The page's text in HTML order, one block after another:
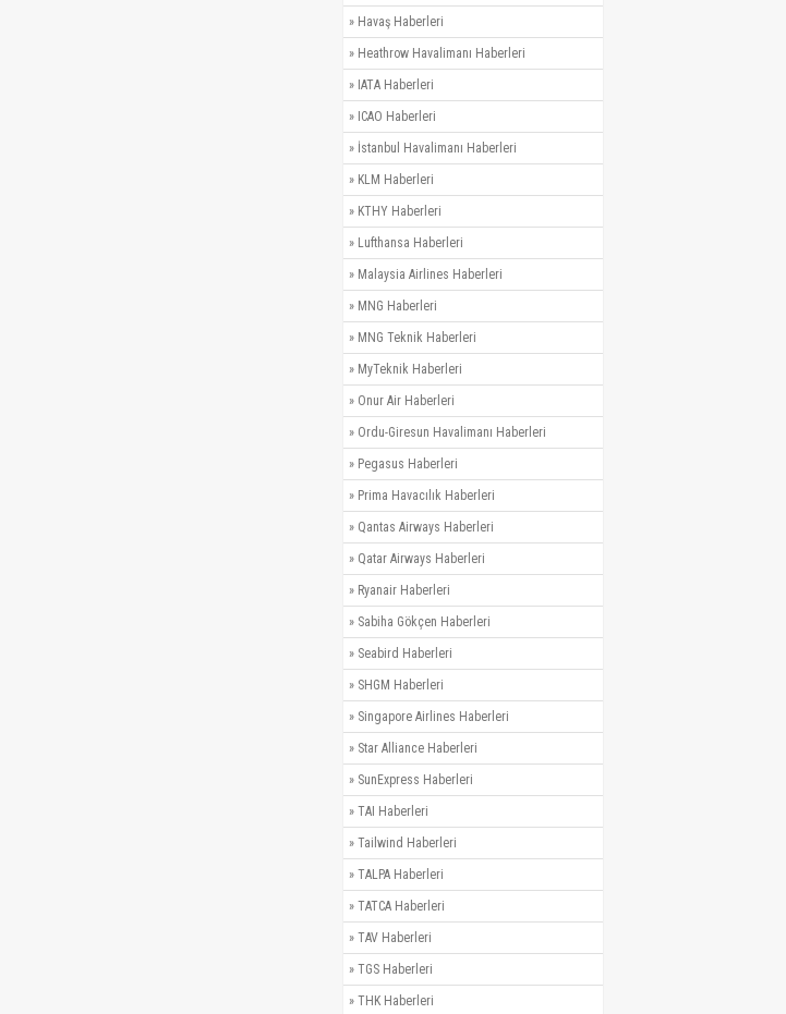
» Havaş Haberleri
» Heathrow Havalimanı Haberleri
» IATA Haberleri
» ICAO Haberleri
» İstanbul Havalimanı Haberleri
» KLM Haberleri
» KTHY Haberleri
» Lufthansa Haberleri
» Malaysia Airlines Haberleri
» MNG Haberleri
» MNG Teknik Haberleri
» MyTeknik Haberleri
» Onur Air Haberleri
» Ordu-Giresun Havalimanı Haberleri
» Pegasus Haberleri
» Prima Havacılık Haberleri
» Qantas Airways Haberleri
» Qatar Airways Haberleri
» Ryanair Haberleri
» Sabiha Gökçen Haberleri
» Seabird Haberleri
» SHGM Haberleri
» Singapore Airlines Haberleri
» Star Alliance Haberleri
» SunExpress Haberleri
» TAI Haberleri
» Tailwind Haberleri
» TALPA Haberleri
» TATCA Haberleri
» TAV Haberleri
» TGS Haberleri
» THK Haberleri